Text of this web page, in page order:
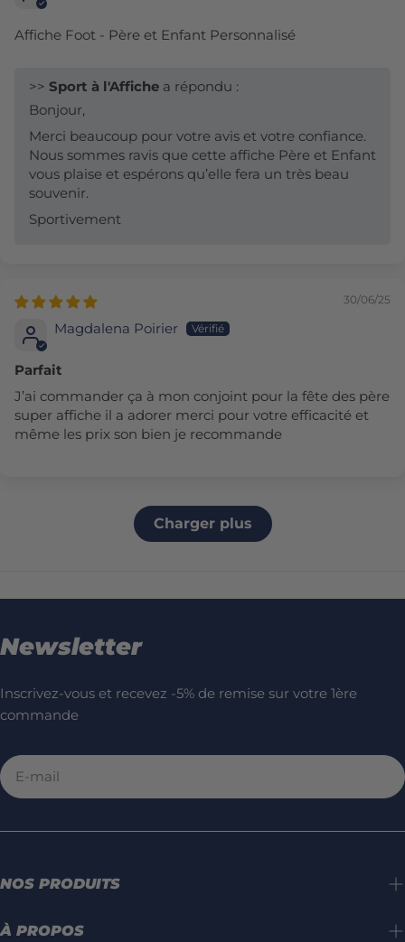
Affiche Foot - Père et Enfant Personnalisé
>> Sport à l'Affiche a répondu :
Bonjour,
Merci beaucoup pour votre avis et votre confiance.
Nous sommes ravis que cette affiche Père et Enfant
vous plaise et espérons qu’elle fera un très beau
souvenir.
Sportivement
30/06/25
Magdalena Poirier
Parfait
J’ai commander ça à mon conjoint pour la fête des père
super affiche il a adorer merci pour votre efficacité et
même les prix son bien je recommande
Charger plus
Newsletter
Inscrivez-vous et recevez -5% de remise sur votre 1ère
commande
E-
mail
NOS PRODUITS
À PROPOS